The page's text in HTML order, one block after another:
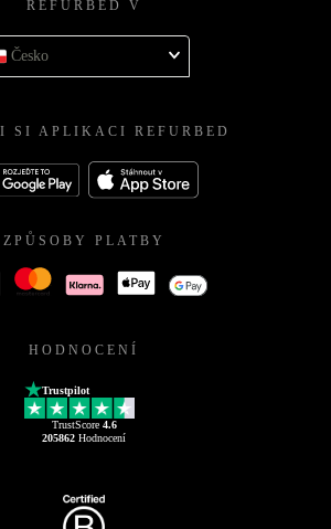
REFURBED V
Česko
SI APLIKACI REFURBED
ZPŮSOBY PLATBY
HODNOCENÍ
Trustpilot
TrustScore 4.6
205862 Hodnocení